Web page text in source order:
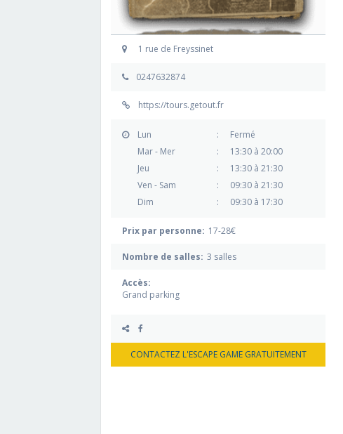
1 rue de Freyssinet
0247632874
https://tours.getout.fr
Lun :
Fermé
Mar - Mer
:
13:30 à 20:00
Jeu
:
13:30 à 21:30
Ven - Sam
:
09:30 à 21:30
Dim
: 09:30 à 17:30
Prix par personne: 17-28€
Nombre de salles: 3 salles
Accès:
Grand parking
CONTACTEZ L'ESCAPE GAME GRATUITEMENT